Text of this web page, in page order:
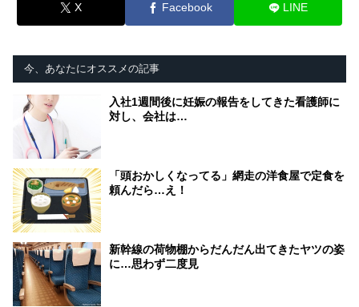
X Facebook LINE
今、あなたにオススメの記事
入社1週間後に妊娠の報告をしてきた看護師に
対し、会社は…
「頭おかしくなってる」網走の洋食屋で定食を
頼んだら…え！
新幹線の荷物棚からだんだん出てきたヤツの姿
に…思わず二度見